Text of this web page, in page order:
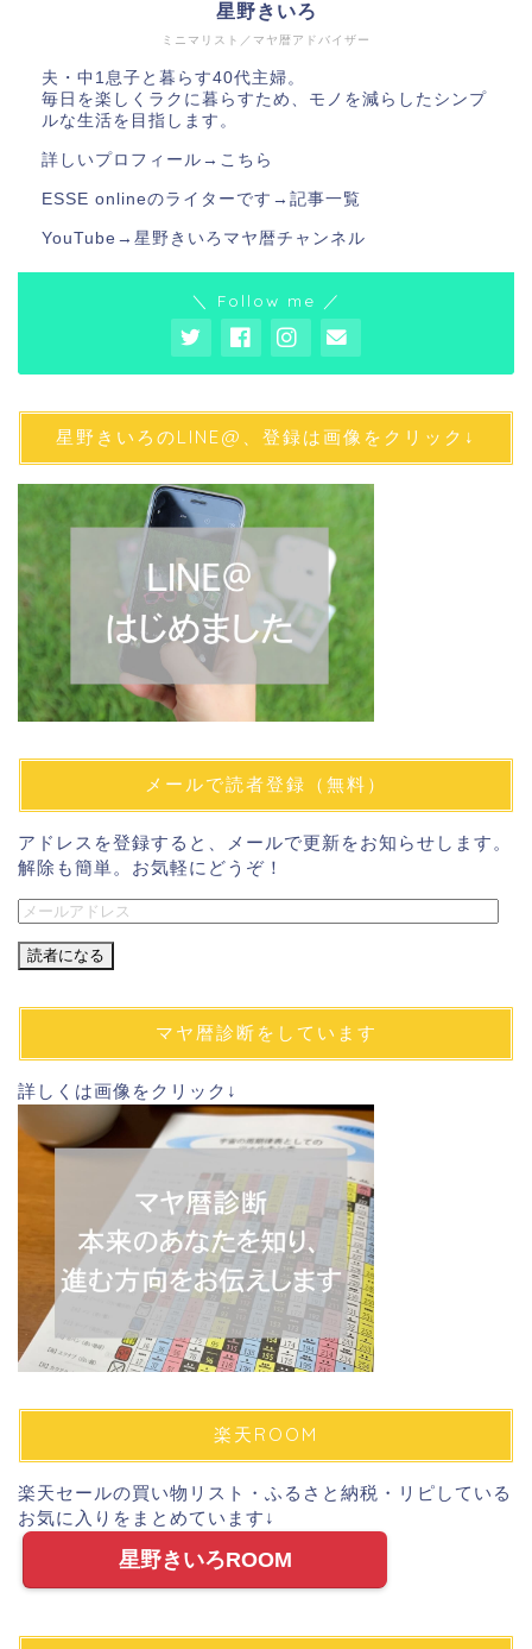
ミニマリスト／マヤ暦アドバイザー
星野きいろ
夫・中1息子と暮らす40代主婦。
毎日を楽しくラクに暮らすため、モノを減らしたシンプ
ルな生活を目指します。
詳しいプロフィール→ こちら
ESSE onlineのライターです→ 記事一覧
YouTube→ 星野きいろマヤ暦チャンネル
＼ Follow me ／
星野きいろのLINE@、登録は画像をクリック↓
メールで読者登録（無料）
アドレスを登録すると、メールで更新をお知らせします。
解除も簡単。お気軽にどうぞ！
メ
ル
ド
ス
マヤ暦診断をしています
詳しくは画像をクリック↓
楽天ROOM
楽天セールの買い物リスト・ふるさと納税・リピしている
お気に入りをまとめています↓
星野きいろROOM